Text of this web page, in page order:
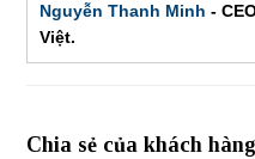
Nguyễn Thanh Minh -
Việt.
Chia sẻ của khách